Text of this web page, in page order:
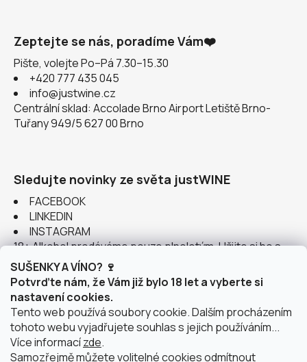
SUŠENKY A VÍNO? 🍷
Potvrďte nám, že Vám již bylo 18 let a vyberte si
nastavení cookies.
Tento web používá soubory cookie. Dalším procházením
tohoto webu vyjadřujete souhlas s jejich používáním...
Více informacízde.
Samozřejmě můžete volitelné cookies odmítnout
Zeptejte se nás, poradíme Vám❤️
Pište, volejte Po–Pá 7.30–15.30
+420 777 435 045
info@justwine.cz
Centrální sklad: Accolade Brno Airport Letiště Brno-
Tuřany 949/5 627 00 Brno
Sledujte novinky ze světa justWINE
FACEBOOK
LINKEDIN
INSTAGRAM
18+ Alkohol prodáváme pouze plnoletým. Užijte si ho s
rozumem.
Instagram